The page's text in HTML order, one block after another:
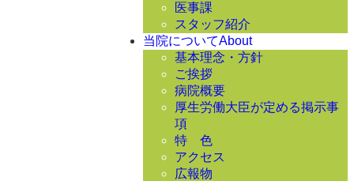
医事課
スタッフ紹介
当院についてAbout
基本理念・方針
ご挨拶
病院概要
厚生労働大臣が定める掲示事
項
特 色
アクセス
広報物